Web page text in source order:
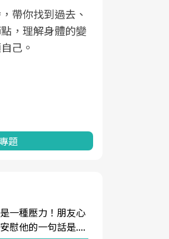
帶你找到過去、
，理解身體的變
己。
題
一種壓力！朋友心
慰他的一句話是....